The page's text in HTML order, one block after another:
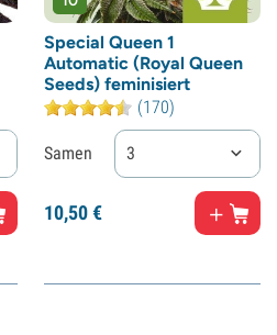
Special Queen 1
Automatic (Royal Queen
Seeds) feminisiert
(170)
Samen 3
10,50€